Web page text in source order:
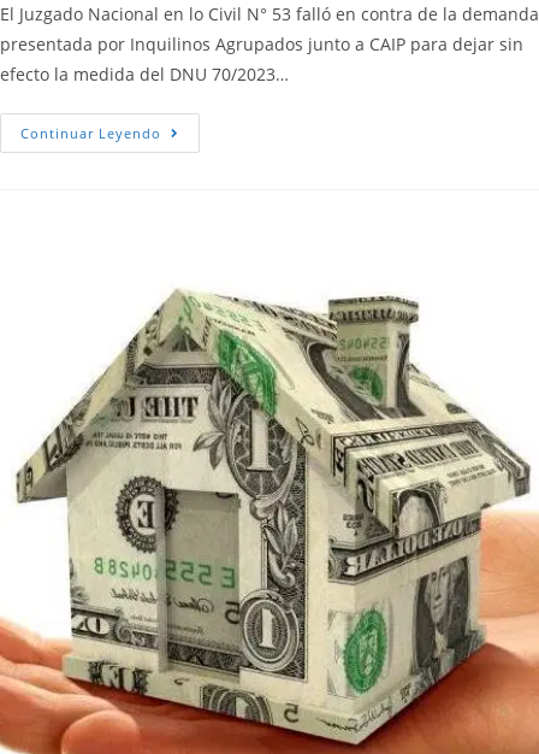
El Juzgado Nacional en lo Civil N° 53 falló en contra de la demanda
presentada por Inquilinos Agrupados junto a CAIP para dejar sin
efecto la medida del DNU 70/2023…
Continuar Leyendo